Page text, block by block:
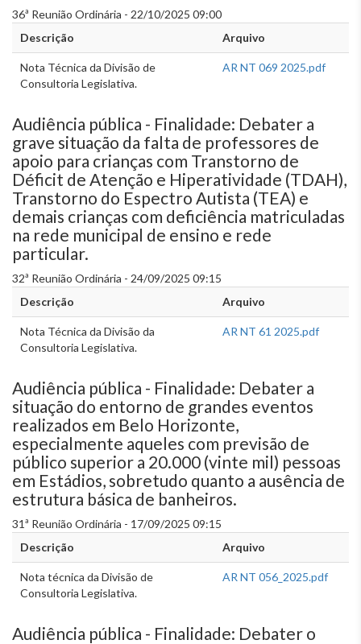
36ª Reunião Ordinária - 22/10/2025 09:00
Descrição
Arquivo
Nota Técnica da Divisão de
Consultoria Legislativa.
AR NT 069 2025.pdf
Audiência pública - Finalidade: Debater a
grave situação da falta de professores de
apoio para crianças com Transtorno de
Déficit de Atenção e Hiperatividade (TDAH),
Transtorno do Espectro Autista (TEA) e
demais crianças com deficiência matriculadas
na rede municipal de ensino e rede
particular.
32ª Reunião Ordinária - 24/09/2025 09:15
Descrição
Arquivo
Nota Técnica da Divisão da
Consultoria Legislativa.
AR NT 61 2025.pdf
Audiência pública - Finalidade: Debater a
situação do entorno de grandes eventos
realizados em Belo Horizonte,
especialmente aqueles com previsão de
público superior a 20.000 (vinte mil) pessoas
em Estádios, sobretudo quanto a ausência de
estrutura básica de banheiros.
31ª Reunião Ordinária - 17/09/2025 09:15
Descrição
Arquivo
Nota técnica da Divisão de
Consultoria Legislativa.
AR NT 056_2025.pdf
Audiência pública - Finalidade: Debater o